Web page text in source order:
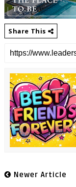
Share This
Newer Article